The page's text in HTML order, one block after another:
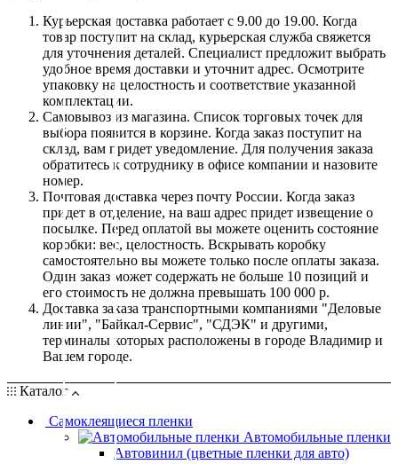
Курьерская доставка работает с 9.00 до 19.00. Когда
товар поступит на склад, курьерская служба свяжется
для уточнения деталей. Специалист предложит выбрать
удобное время доставки и уточнит адрес. Осмотрите
упаковку на целостность и соответствие указанной
комплектации.
Самовывоз из магазина. Список торговых точек для
выбора появится в корзине. Когда заказ поступит на
склад, вам придет уведомление. Для получения заказа
обратитесь к сотруднику в офисе компании и назовите
номер.
Почтовая доставка через почту России. Когда заказ
придет в отделение, на ваш адрес придет извещение о
посылке. Перед оплатой вы можете оценить состояние
коробки: вес, целостность. Вскрывать коробку
самостоятельно вы можете только после оплаты заказа.
Один заказ может содержать не больше 10 позиций и
его стоимость не должна превышать 100 000 р.
Доставка заказа транспортными компаниями "Деловые
линии", "Байкал-Сервис", "СДЭК" и другими,
терминалы которых расположены в городе Владимир и
Вашем городе.
Каталог
Самоклеящиеся пленки
Автомобильные пленки
Автовинил (цветные пленки для авто)